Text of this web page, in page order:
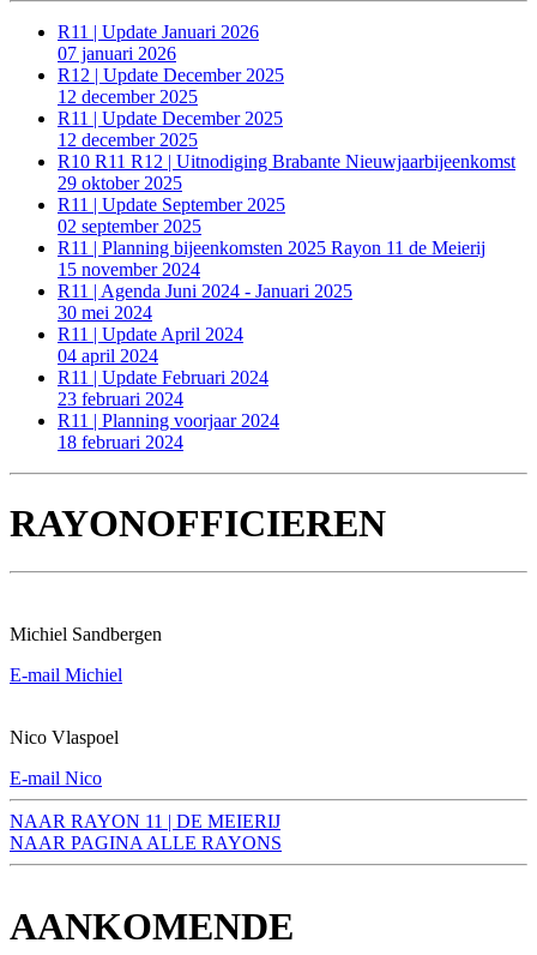
R11 | Update Januari 2026
07 januari 2026
R12 | Update December 2025
12 december 2025
R11 | Update December 2025
12 december 2025
R10 R11 R12 | Uitnodiging Brabante Nieuwjaarbijeenkomst
29 oktober 2025
R11 | Update September 2025
02 september 2025
R11 | Planning bijeenkomsten 2025 Rayon 11 de Meierij
15 november 2024
R11 | Agenda Juni 2024 - Januari 2025
30 mei 2024
R11 | Update April 2024
04 april 2024
R11 | Update Februari 2024
23 februari 2024
R11 | Planning voorjaar 2024
18 februari 2024
RAYONOFFICIEREN
Michiel Sandbergen
E-mail Michiel
Nico Vlaspoel
E-mail Nico
NAAR RAYON 11 | DE MEIERIJ
NAAR PAGINA ALLE RAYONS
AANKOMENDE